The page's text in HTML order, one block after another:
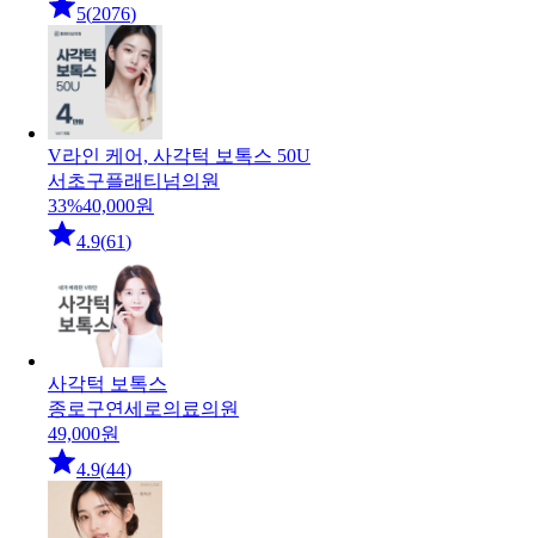
5(2076)
V라인 케어, 사각턱 보톡스 50U
서초구플래티넘의원
33%40,000원
4.9(61)
사각턱 보톡스
종로구연세로의료의원
49,000원
4.9(44)